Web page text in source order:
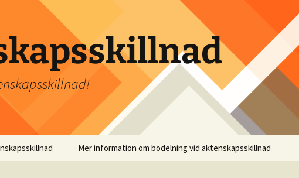
Mer information om bodelning vid äktenskapsskillnad